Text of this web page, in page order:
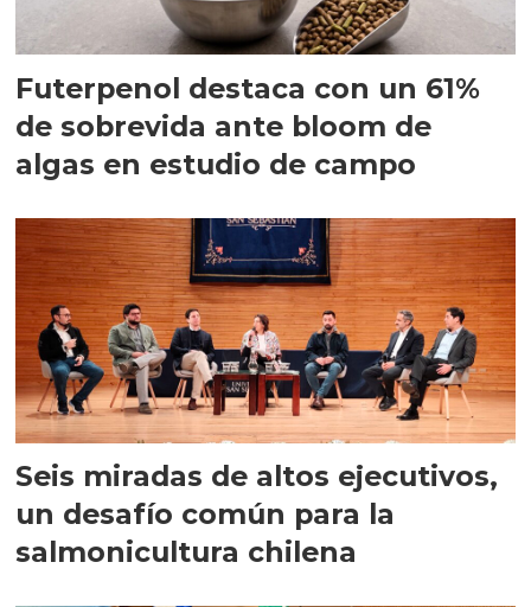
Futerpenol destaca con un 61%
de sobrevida ante bloom de
algas en estudio de campo
Seis miradas de altos ejecutivos,
un desafío común para la
salmonicultura chilena